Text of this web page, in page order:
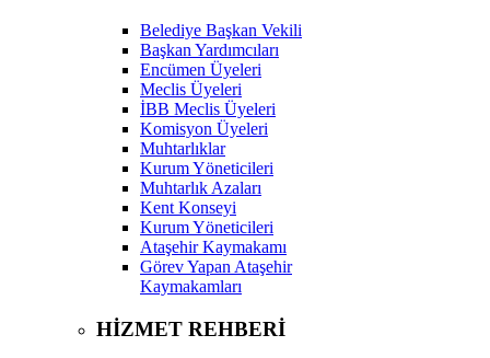
Belediye Başkan Vekili
Başkan Yardımcıları
Encümen Üyeleri
Meclis Üyeleri
İBB Meclis Üyeleri
Komisyon Üyeleri
Muhtarlıklar
Kurum Yöneticileri
Muhtarlık Azaları
Kent Konseyi
Kurum Yöneticileri
Ataşehir Kaymakamı
Görev Yapan Ataşehir
Kaymakamları
HİZMET REHBERİ